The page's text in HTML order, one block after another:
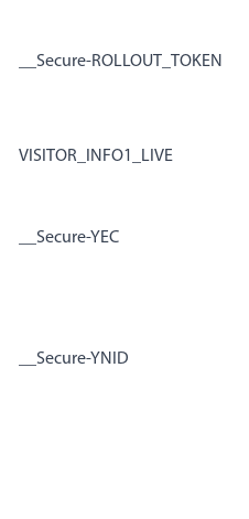
__Secure-ROLLOUT_TOKEN
VISITOR_INFO1_LIVE
__Secure-YEC
__Secure-YNID